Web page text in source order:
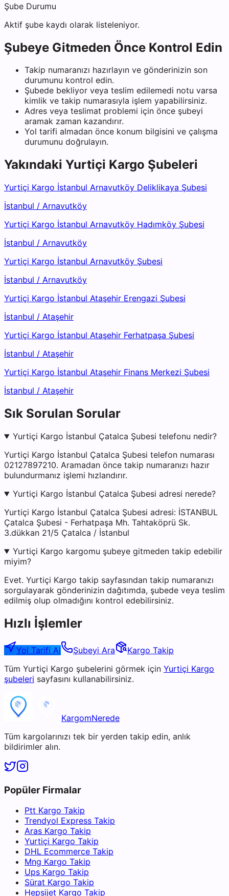
Şube Durumu
Aktif şube kaydı olarak listeleniyor.
Şubeye Gitmeden Önce Kontrol Edin
Takip numaranızı hazırlayın ve gönderinizin son
durumunu kontrol edin.
Şubede bekliyor veya teslim edilemedi notu varsa
kimlik ve takip numarasıyla işlem yapabilirsiniz.
Adres veya teslimat problemi için önce şubeyi
aramak zaman kazandırır.
Yol tarifi almadan önce konum bilgisini ve çalışma
durumunu doğrulayın.
Yakındaki Yurtiçi Kargo Şubeleri
Yurtiçi Kargo İstanbul Arnavutköy Deliklikaya Şubesi
İstanbul / Arnavutköy
Yurtiçi Kargo İstanbul Arnavutköy Hadımköy Şubesi
İstanbul / Arnavutköy
Yurtiçi Kargo İstanbul Arnavutköy Şubesi
İstanbul / Arnavutköy
Yurtiçi Kargo İstanbul Ataşehir Erengazi Şubesi
İstanbul / Ataşehir
Yurtiçi Kargo İstanbul Ataşehir Ferhatpaşa Şubesi
İstanbul / Ataşehir
Yurtiçi Kargo İstanbul Ataşehir Finans Merkezi Şubesi
İstanbul / Ataşehir
Sık Sorulan Sorular
Yurtiçi Kargo İstanbul Çatalca Şubesi telefonu nedir?
Yurtiçi Kargo İstanbul Çatalca Şubesi telefon numarası
02127897210. Aramadan önce takip numaranızı hazır
bulundurmanız işlemi hızlandırır.
Yurtiçi Kargo İstanbul Çatalca Şubesi adresi nerede?
Yurtiçi Kargo İstanbul Çatalca Şubesi adresi: İSTANBUL
Çatalca Şubesi - Ferhatpaşa Mh. Tahtaköprü Sk.
3.dükkan 21/5 Çatalca / İstanbul
Yurtiçi Kargo kargomu şubeye gitmeden takip edebilir
miyim?
Evet. Yurtiçi Kargo takip sayfasından takip numaranızı
sorgulayarak gönderinizin dağıtımda, şubede veya teslim
edilmiş olup olmadığını kontrol edebilirsiniz.
Hızlı İşlemler
Yol Tarifi Al Şubeyi Ara
Kargo Takip
Tüm Yurtiçi Kargo şubelerini görmek için Yurtiçi Kargo
şubeleri sayfasını kullanabilirsiniz.
KargomNerede
Tüm kargolarınızı tek bir yerden takip edin, anlık
bildirimler alın.
Popüler Firmalar
Ptt Kargo Takip
Trendyol Express Takip
Aras Kargo Takip
Yurtiçi Kargo Takip
DHL Ecommerce Takip
Mng Kargo Takip
Ups Kargo Takip
Sürat Kargo Takip
Hepsijet Kargo Takip